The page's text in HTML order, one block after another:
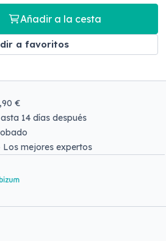
Añadir a la cesta
a favoritos
€
14 días después
Los mejores expertos